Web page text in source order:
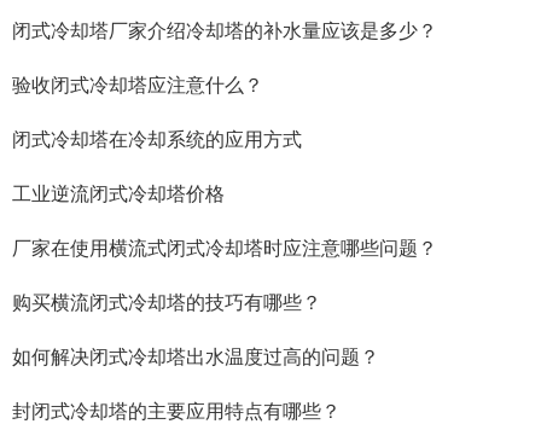
闭式冷却塔厂家介绍冷却塔的补水量应该是多少？
验收闭式冷却塔应注意什么？
闭式冷却塔在冷却系统的应用方式
工业逆流闭式冷却塔价格
厂家在使用横流式闭式冷却塔时应注意哪些问题？
购买横流闭式冷却塔的技巧有哪些？
如何解决闭式冷却塔出水温度过高的问题？
封闭式冷却塔的主要应用特点有哪些？